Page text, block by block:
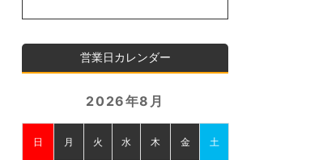
営業日カレンダー
2026年8月
日 月 火 水 木 金 土